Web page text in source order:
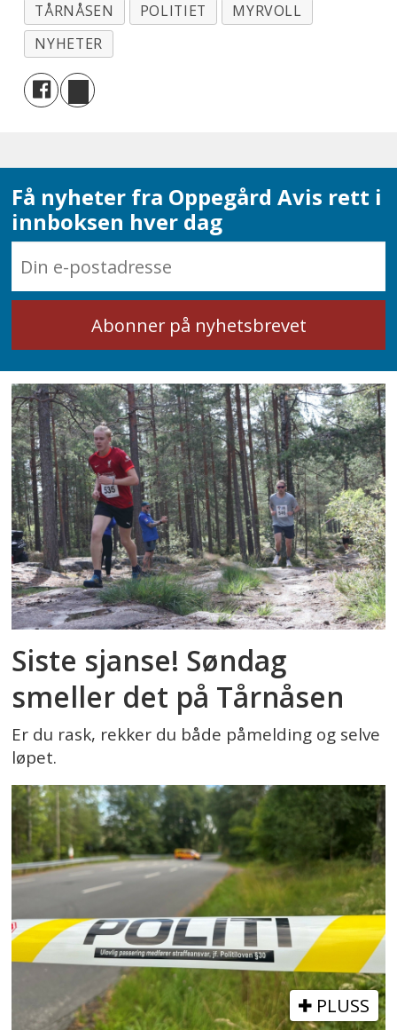
TÅRNÅSEN
POLITIET
MYRVOLL
NYHETER
Få nyheter fra Oppegård Avis rett i
innboksen hver dag
Siste sjanse! Søndag
smeller det på Tårnåsen
Er du rask, rekker du både påmelding og selve
løpet.
PLUSS